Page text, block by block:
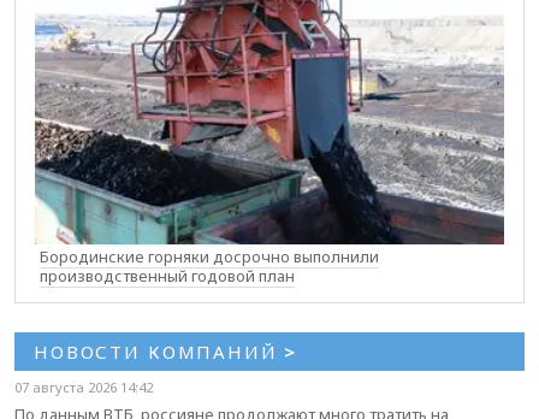
Бородинские горняки досрочно выполнили
производственный годовой план
НОВОСТИ КОМПАНИЙ >
07 августа 2026 14:42
По данным ВТБ, россияне продолжают много тратить на